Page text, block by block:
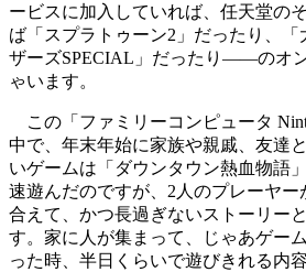
ービスに加入していれば、任天堂の
ば「スプラトゥーン2」だったり、「
ザーズSPECIAL」だったり――のオ
ゃいます。
この「ファミリーコンピュータ
中で、年末年始に家族や親戚、友達
いゲームは「ダウンタウン熱血物語
速遊んだのですが、2人のプレーヤー
合えて、かつ長過ぎないストーリー
す。家に人が集まって、じゃあゲ
った時、半日くらいで遊びきれる内